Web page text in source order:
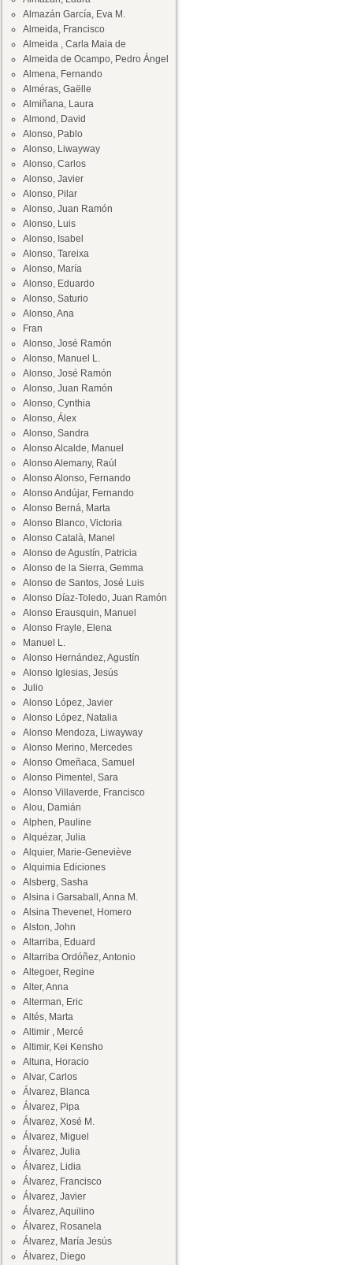
Almazán García, Eva M.
Almeida, Francisco
Almeida , Carla Maia de
Almeida de Ocampo, Pedro Ángel
Almena, Fernando
Alméras, Gaëlle
Almiñana, Laura
Almond, David
Alonso, Pablo
Alonso, Liwayway
Alonso, Carlos
Alonso, Javier
Alonso, Pilar
Alonso, Juan Ramón
Alonso, Luis
Alonso, Isabel
Alonso, Tareixa
Alonso, María
Alonso, Eduardo
Alonso, Saturio
Alonso, Ana
Fran
Alonso, José Ramón
Alonso, Manuel L.
Alonso, José Ramón
Alonso, Juan Ramón
Alonso, Cynthia
Alonso, Álex
Alonso, Sandra
Alonso Alcalde, Manuel
Alonso Alemany, Raúl
Alonso Alonso, Fernando
Alonso Andújar, Fernando
Alonso Berná, Marta
Alonso Blanco, Victoria
Alonso Català, Manel
Alonso de Agustín, Patricia
Alonso de la Sierra, Gemma
Alonso de Santos, José Luis
Alonso Díaz-Toledo, Juan Ramón
Alonso Erausquin, Manuel
Alonso Frayle, Elena
Manuel L.
Alonso Hernández, Agustín
Alonso Iglesias, Jesús
Julio
Alonso López, Javier
Alonso López, Natalia
Alonso Mendoza, Liwayway
Alonso Merino, Mercedes
Alonso Omeñaca, Samuel
Alonso Pimentel, Sara
Alonso Villaverde, Francisco
Alou, Damián
Alphen, Pauline
Alquézar, Julia
Alquier, Marie-Geneviève
Alquimia Ediciones
Alsberg, Sasha
Alsina i Garsaball, Anna M.
Alsina Thevenet, Homero
Alston, John
Altarriba, Eduard
Altarriba Ordóñez, Antonio
Altegoer, Regine
Alter, Anna
Alterman, Eric
Altés, Marta
Altimir , Mercé
Altimir, Kei Kensho
Altuna, Horacio
Alvar, Carlos
Álvarez, Blanca
Álvarez, Pipa
Álvarez, Xosé M.
Álvarez, Miguel
Álvarez, Julia
Álvarez, Lidia
Álvarez, Francisco
Álvarez, Javier
Álvarez, Aquilino
Álvarez, Rosanela
Álvarez, María Jesús
Álvarez, Diego